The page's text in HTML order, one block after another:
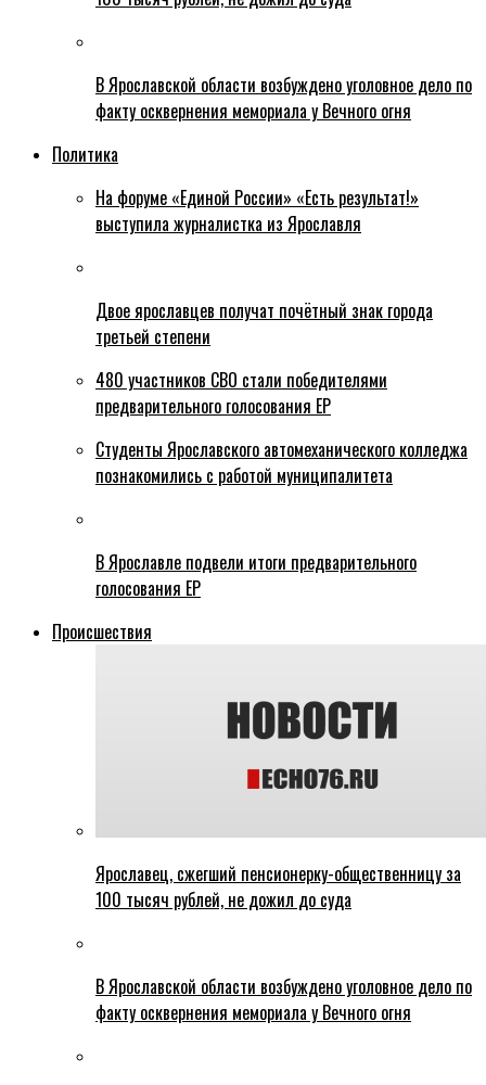
В Ярославской области возбуждено уголовное дело по
факту осквернения мемориала у Вечного огня
Политика
На форуме «Единой России» «Есть результат!»
выступила журналистка из Ярославля
Двое ярославцев получат почётный знак города
третьей степени
480 участников СВО стали победителями
предварительного голосования ЕР
Студенты Ярославского автомеханического колледжа
познакомились с работой муниципалитета
В Ярославле подвели итоги предварительного
голосования ЕР
Происшествия
Ярославец, сжегший пенсионерку-общественницу за
100 тысяч рублей, не дожил до суда
В Ярославской области возбуждено уголовное дело по
факту осквернения мемориала у Вечного огня